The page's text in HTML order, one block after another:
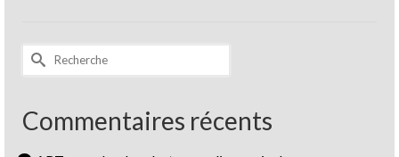
Rechercher :
Commentaires récents